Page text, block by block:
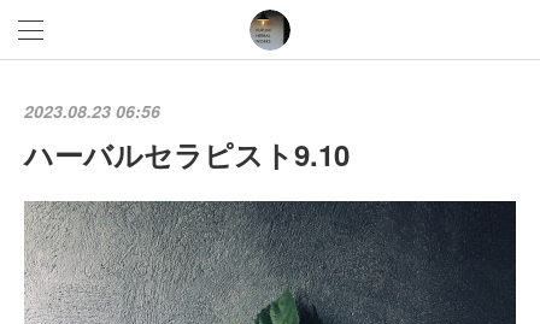
2023.08.23 06:56
ハーバルセラピスト9.10